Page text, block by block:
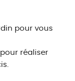
pour vous
réaliser